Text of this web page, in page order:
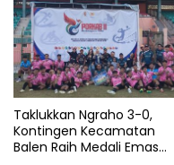
Taklukkan Ngraho 3-0,
Kontingen Kecamatan
Balen Raih Medali Emas